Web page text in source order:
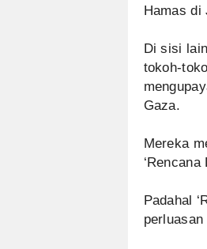
Hamas di
Di sisi
tokoh-
Gaza.
Mereka
Padahal